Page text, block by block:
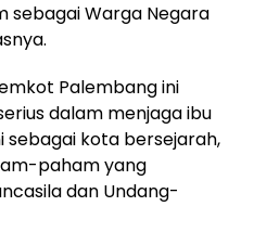
sebagai Warga Negara
Palembang ini
dalam menjaga ibu
sebagai kota bersejarah,
paham yang
dan Undang-